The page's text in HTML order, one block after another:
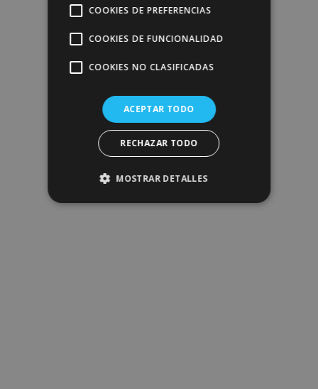
COOKIES DE PREFERENCIAS
COOKIES DE FUNCIONALIDAD
COOKIES NO CLASIFICADAS
ACEPTAR TODO
RECHAZAR TODO
MOSTRAR DETALLES